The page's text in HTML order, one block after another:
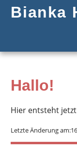
Bianka
Hallo!
Hier entsteht
Letzte Änderung